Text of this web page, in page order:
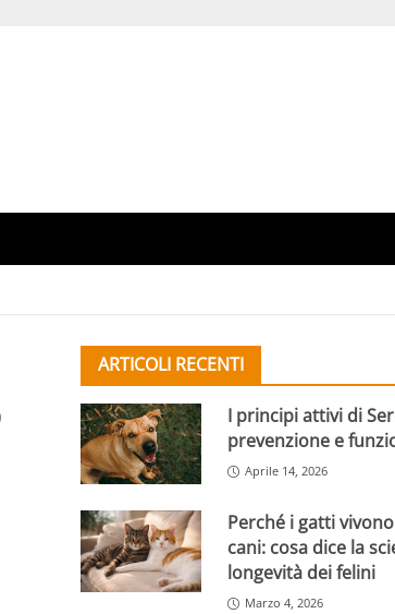
ARTICOLI RECENTI
I principi attivi di
prevenzione e
Aprile 14, 2026
Perché i gatti
cani: cosa dice la
longevità dei felini
Marzo 4, 2026